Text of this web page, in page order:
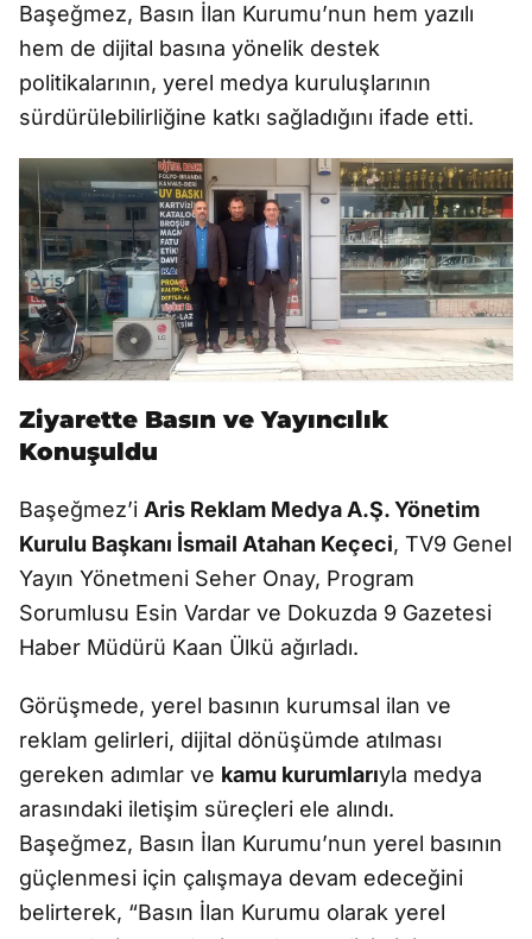
Başeğmez, Basın İlan Kurumu’nun hem yazılı
hem de dijital basına yönelik destek
politikalarının, yerel medya kuruluşlarının
sürdürülebilirliğine katkı sağladığını ifade etti.
Ziyarette Basın ve Yayıncılık
Konuşuldu
Başeğmez’i Aris Reklam Medya A.Ş. Yönetim
Kurulu Başkanı İsmail Atahan Keçeci, TV9 Genel
Yayın Yönetmeni Seher Onay, Program
Sorumlusu Esin Vardar ve Dokuzda 9 Gazetesi
Haber Müdürü Kaan Ülkü ağırladı.
Görüşmede, yerel basının kurumsal ilan ve
reklam gelirleri, dijital dönüşümde atılması
gereken adımlar ve kamu kurumlarıyla medya
arasındaki iletişim süreçleri ele alındı.
Başeğmez, Basın İlan Kurumu’nun yerel basının
güçlenmesi için çalışmaya devam edeceğini
belirterek, “Basın İlan Kurumu olarak yerel